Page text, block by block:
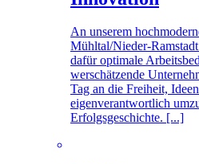
An unserem
Mühltal/Nieder-
dafür optimale
werschätzende
Tag an die Freiheit,
eigenverantwortlich
Erfolgsgeschichte. [...]